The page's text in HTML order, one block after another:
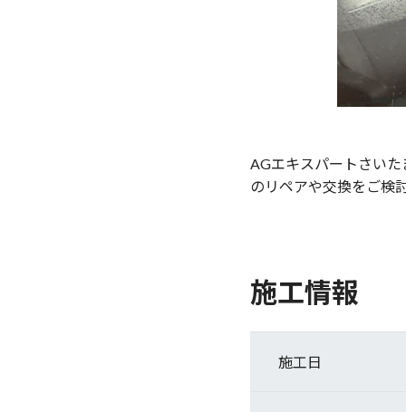
AGエキスパートさい
のリペアや交換をご検
施工情報
施工日